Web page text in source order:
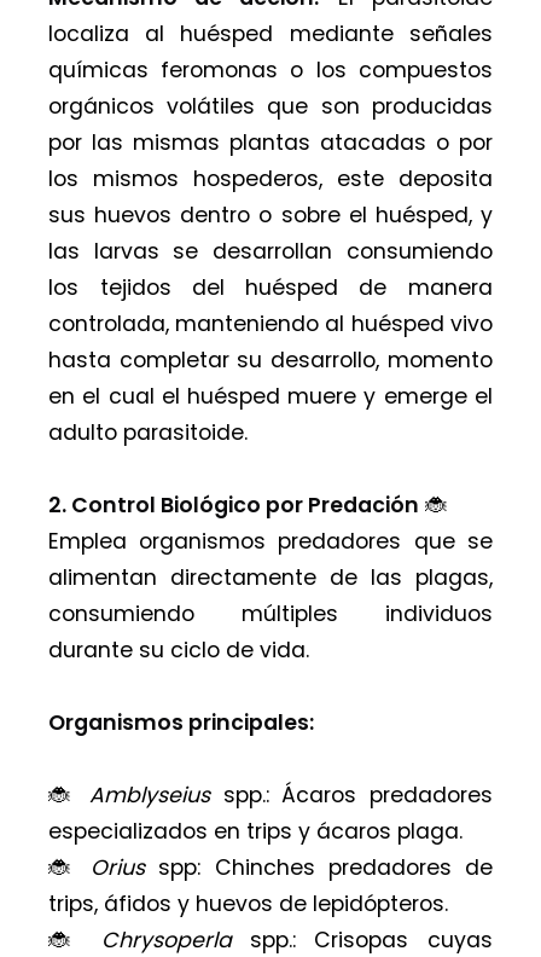
localiza al huésped mediante señales
químicas feromonas o los compuestos
orgánicos volátiles que son producidas
por las mismas plantas atacadas o por
los mismos hospederos, este deposita
sus huevos dentro o sobre el huésped, y
las larvas se desarrollan consumiendo
los tejidos del huésped de manera
controlada, manteniendo al huésped vivo
hasta completar su desarrollo, momento
en el cual el huésped muere y emerge el
adulto parasitoide.
2. Control Biológico por Predación 🐞
Emplea organismos predadores que se
alimentan directamente de las plagas,
consumiendo múltiples individuos
durante su ciclo de vida.
Organismos principales:
🐞Amblyseiusspp.: Ácaros predadores
especializados en trips y ácaros plaga.
🐞 Oriusspp: Chinches predadores de
trips, áfidos y huevos de lepidópteros.
🐞 Chrysoperlaspp.: Crisopas cuyas